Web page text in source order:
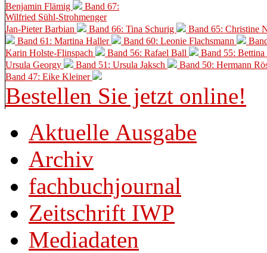
Benjamin Flämig
Band 67:
Wilfried Sühl-Strohmenger
Jan-Pieter Barbian
Band 66: Tina Schurig
Band 65: Christine
Band 61: Martina Haller
Band 60: Leonie Flachsmann
Karin Holste-Flinspach
Band 56: Rafael Ball
Band 55:
Ursula Georgy
Band 51: Ursula Jaksch Band 50: Hermann
Band 47: Eike Kleiner
Bestellen Sie jetzt online!
Aktuelle Ausgabe
Archiv
fachbuchjournal
Zeitschrift IWP
Mediadaten